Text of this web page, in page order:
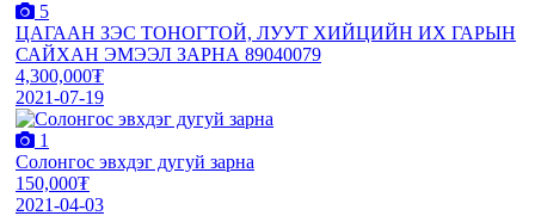
5
ЦАГААН ЗЭС ТОНОГТОЙ, ЛУУТ ХИЙЦИЙН ИХ ГАРЫН
САЙХАН ЭМЭЭЛ ЗАРНА 89040079
4,300,000₮
2021-07-19
1
Солонгос эвхдэг дугуй зарна
150,000₮
2021-04-03